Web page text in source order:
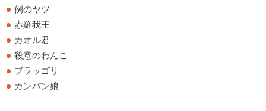
例のヤツ
赤羅我王
カオル君
殺意のわんこ
ブラッゴリ
カンバン娘